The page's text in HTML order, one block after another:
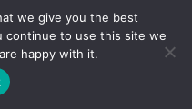
mais…
we give you the best
continue to use this site we
happy with it.